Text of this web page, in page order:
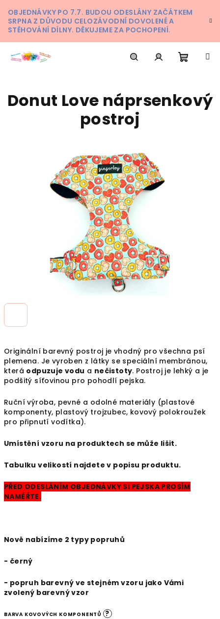
na
obsah
OBJEDNÁVKY PO 7.7. BUDOU ODESLÁNY ZAČÁTKEM
SRPNA Z DŮVODU CELOZÁVODNÍ DOVOLENÉ A
STĚHOVÁNÍ DÍLNY. DĚKUJEME ZA POCHOPENÍ.
košík
Originální barevný postroj je vhodný pro všechna psí
plemena. Je vyroben z látky se speciální membránou,
která odpuzuje vodu a nečistoty. Postroj je lehký a je
podšitý síťovinou pro pohodlí pejska.
Ruční výroba, pevné a odolné materiály (plastové
komponenty, plastový trojzubec, kovový polokroužek
pro připnutí vodítka).
Umístění vzoru na produktech se může lišit.
Tabulku velikostí najdete v popisu produktu.
PŘED ODESLÁNÍM OBJEDNÁVKY SI PEJSKA PROSÍM
NAMĚŘTE.
Nově nabízíme 2 typy popruhů
- černý
- popruh barevný ve stejném vzoru jako Vámi
zvolený barevný vzor
BARVA KOVOVÝCH KOMPONENTŮ ?
Donut Love náprsenkový
postroj